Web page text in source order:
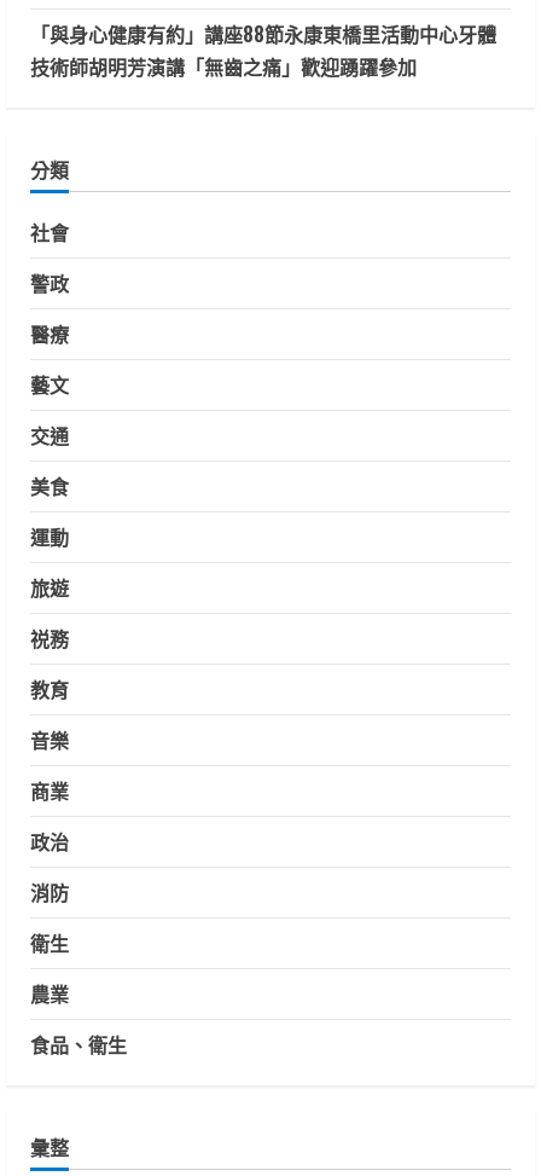
「與身心健康有約」講座88節永康東橋里活動中心牙體
技術師胡明芳演講「無齒之痛」歡迎踴躍參加
分類
社會
警政
醫療
藝文
交通
美食
運動
旅遊
祱務
教育
音樂
商業
政治
消防
衛生
農業
食品、衛生
彙整